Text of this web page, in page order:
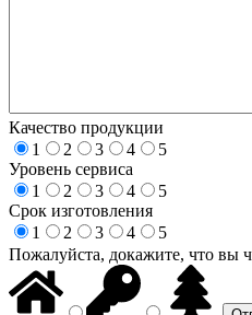
Качество продукции
1
2 3 4
5
Уровень сервиса
1
2 3 4
5
Срок изготовления
1
2 3 4
5
Пожалуйста, докажите, что вы